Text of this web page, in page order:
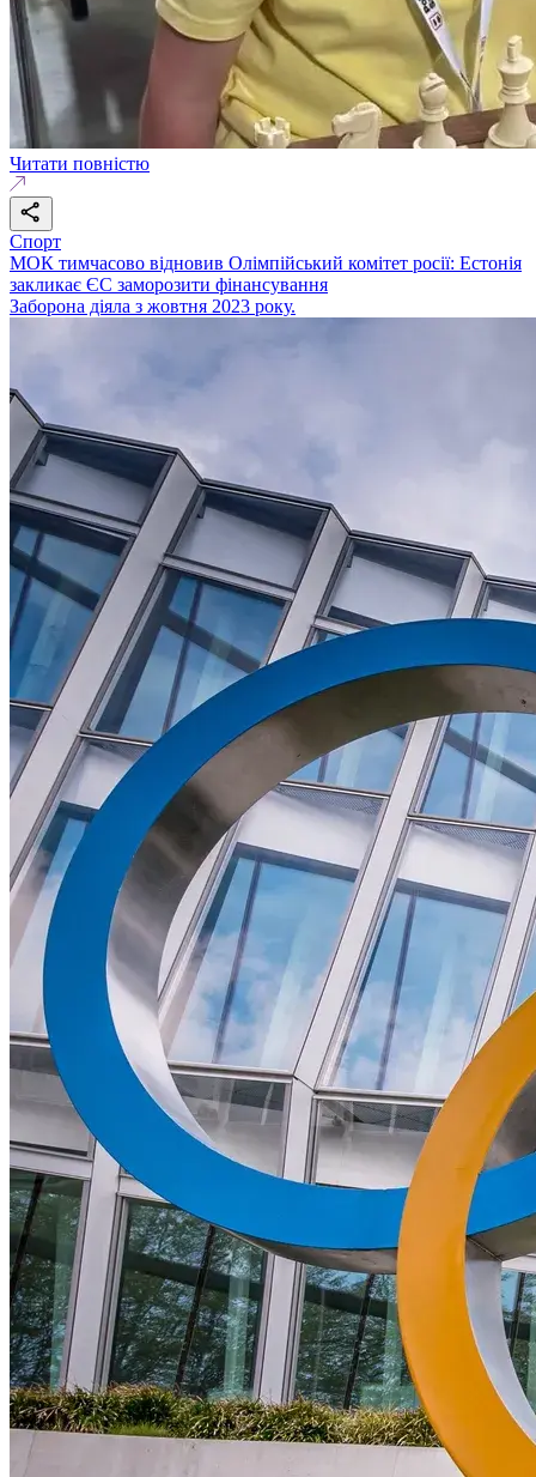
Читати повністю
Спорт
МОК тимчасово відновив Олімпійський комітет росії: Естонія
закликає ЄС заморозити фінансування
Заборона діяла з жовтня 2023 року.